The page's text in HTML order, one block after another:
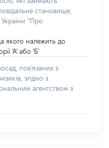
становище,
України “Про
якого належить до
'А' або 'Б'
пов'язаних з
згідно з
агентством з